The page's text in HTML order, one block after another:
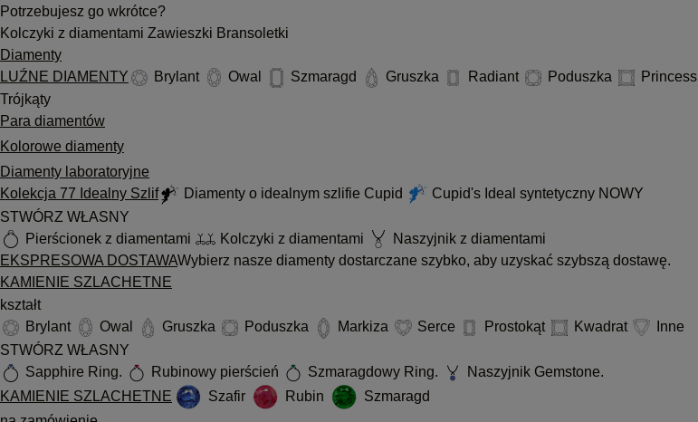
Potrzebujesz go wkrótce?
Kolczyki z diamentami Zawieszki Bransoletki
Diamenty
LUŹNE DIAMENTY
Brylant Owal Szmaragd Gruszka Radiant Poduszka Princess
Trójkąty
Para diamentów
Kolorowe diamenty
Diamenty laboratoryjne
Kolekcja 77 Idealny Szlif
Diamenty o idealnym szlifie Cupid Cupid's Ideal syntetyczny NOWY
STWÓRZ WŁASNY
Pierścionek z diamentami
Kolczyki z diamentami
Naszyjnik z diamentami
EKSPRESOWA DOSTAWAWybierz nasze diamenty dostarczane szybko, aby uzyskać szybszą dostawę.
KAMIENIE SZLACHETNE
kształt
Brylant
Owal Gruszka Poduszka Markiza Serce Prostokąt Kwadrat
Inne
STWÓRZ WŁASNY
Sapphire Ring.
Rubinowy pierścień Szmaragdowy Ring.
Naszyjnik Gemstone.
KAMIENIE SZLACHETNE
Szafir Rubin
Szmaragd